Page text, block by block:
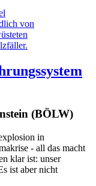
von
(BÖLW)
in
- all das macht
klar ist: unser
ist aber nicht